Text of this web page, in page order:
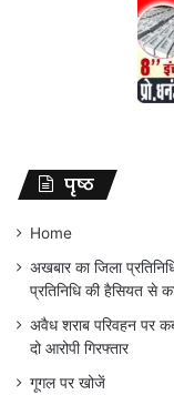
पृष्ठ
Home
अखबार का जिला
प्रतिनिधि की हैसियत से
अवैध शराब परिवहन पर
दो आरोपी गिरफ्तार
गूगल पर खोजें